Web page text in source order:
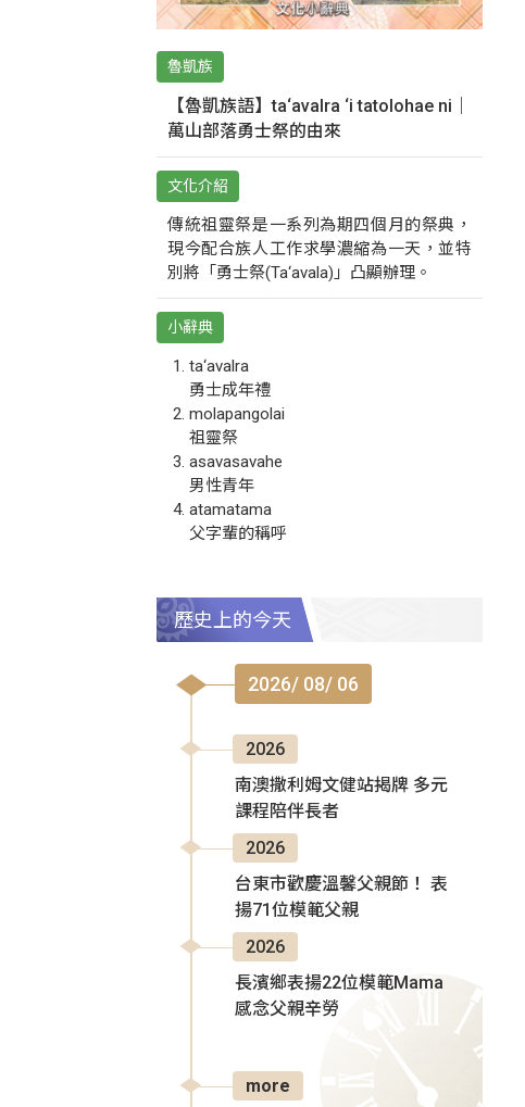
魯凱族
【魯凱族語】ta‘avalra ‘i tatolohae ni｜
萬山部落勇士祭的由來
文化介紹
傳統祖靈祭是一系列為期四個月的祭典，
現今配合族人工作求學濃縮為一天，並特
別將「勇士祭(Ta‘avala)」凸顯辦理。
小辭典
ta‘avalra
勇士成年禮
molapangolai
祖靈祭
asavasavahe
男性青年
atamatama
父字輩的稱呼
歷史上的今天
2026/ 08/ 06
2026
南澳撒利姆文健站揭牌 多元
課程陪伴長者
2026
台東市歡慶溫馨父親節！ 表
揚71位模範父親
2026
長濱鄉表揚22位模範Mama
感念父親辛勞
more